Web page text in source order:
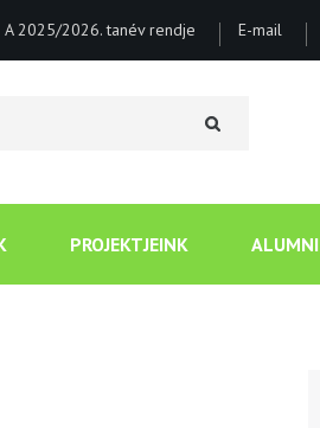
A 2025/2026. tanév rendje E-mail
Search
PROJEKTJEINK ALUMNI